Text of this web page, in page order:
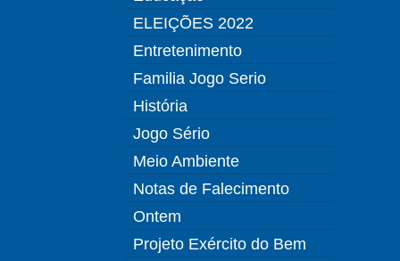
ELEIÇÕES 2022
Entretenimento
Familia Jogo Serio
História
Jogo Sério
Meio Ambiente
Notas de Falecimento
Ontem
Projeto Exército do Bem